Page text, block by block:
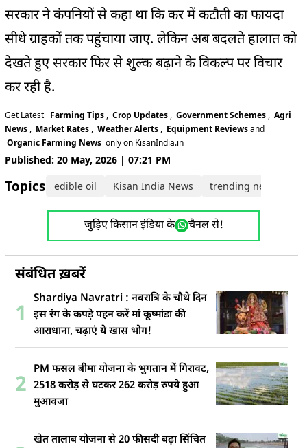
सरकार ने कंपनियों से कहा था कि कर में कटौती का फायदा
सीधे ग्राहकों तक पहुंचाया जाए. लेकिन अब बदलते हालात को
देखते हुए सरकार फिर से शुल्क बढ़ाने के विकल्प पर विचार
कर रही है.
Get Latest Farming Tips , Crop Updates , Government Schemes , Agri
News , Market Rates , Weather Alerts , Equipment Reviewsand
Organic Farming News only on KisanIndia.in
Published: 20 May, 2026 | 07:21 PM
Topics: edible oil Kisan India News trending news
जुड़िए किसान इंडिया के चैनल से!
संबंधित ख़बरें
1
Shardiya Navratri : नवरात्रि के चौथे दिन
इस रंग के कपड़े पहन करें मां कूष्मांडा की
आराधाना, चढ़ाएं ये खास भोग!
2
PM फसल बीमा योजना के भुगतान में गिरावट,
2518 करोड़ से घटकर 262 करोड़ रुपये हुआ
मुआवजा
खेत तालाब योजना से 20 फीसदी बढ़ा सिंचित